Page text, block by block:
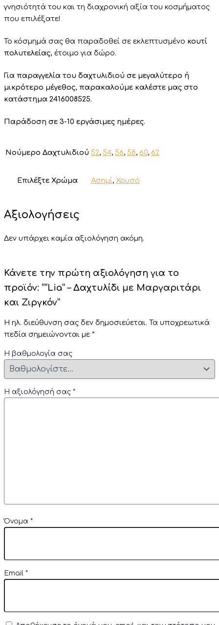
γνησιότητά του και τη διαχρονική αξία του κοσμήματος
που επιλέξατε!
Το κόσμημά σας θα παραδοθεί σε εκλεπτυσμένο κουτί
πολυτελείας, έτοιμο για δώρο.
Για παραγγελία του δαχτυλιδιού σε μεγαλύτερο ή
μικρότερο μέγεθος, παρακαλούμε καλέστε μας στο
κατάστημα 2416008525.
Παράδοση σε 3-10 εργάσιμες ημέρες.
Νούμερο Δαχτυλιδιού 52, 54, 56, 58, 60, 62
Επιλέξτε Χρώμα Ασημί, Χρυσό
Αξιολογήσεις
Δεν υπάρχει καμία αξιολόγηση ακόμη.
Κάνετε την πρώτη αξιολόγηση για το
προϊόν: ““Lia” – Δαχτυλίδι με Μαργαριτάρι
και Ζιργκόν”
Η ηλ. διεύθυνση σας δεν δημοσιεύεται. Τα υποχρεωτικά
πεδία σημειώνονται με *
Η βαθμολογία σας
Η αξιολόγησή σας *
Όνομα *
Email *